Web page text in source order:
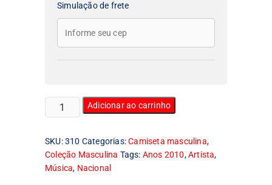
Simulação de frete
Camiseta
Masculina
quantidade
Adicionar ao carrinho
SKU:310 Categorias:Camiseta masculina,
Coleção Masculina Tags: Anos 2010,Artista,
Música, Nacional